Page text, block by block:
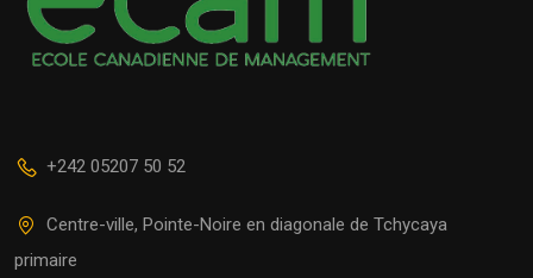
+242 05207 50 52
Centre-ville, Pointe-Noire en diagonale de Tchycaya
primaire